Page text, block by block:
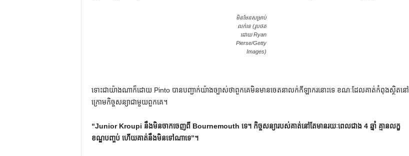
មិនមែនសម្រាប់
លក់ទេ (រូបថត
ដោយ Ryan
Pierse/Getty
Images)
ទោះជាយ៉ាងណាក៏ដោយ Pinto បានបញ្ជាក់យ៉ាងច្បាស់ថាពួកគេមិនមានចេតនាលក់កីឡាករនោះទេ ខណៈដែលគាត់កំពុងស្ថិតនៅ
ក្រោមកិច្ចសន្យាជាមួយពួកគេ។
“Junior Kroupi នឹងមិនចាកចេញពី Bournemouth ទេ។ កិច្ចសន្យារបស់គាត់នៅតែមានរយៈពេលជាង 4 ឆ្នាំ គ្មានលក្ខ
ខណ្ឌបញ្ចប់ ហើយគាត់នឹងមិនទៅណាទេ”។